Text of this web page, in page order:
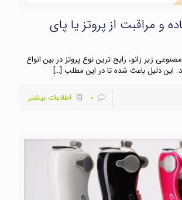
و مراقبت از پروتز یا پای
زیر زانو، رایج ترین نوع پروتز در بین انواع
این دلیل باعث شده تا در این مطلب […]
0 اطلاعات بیشتر